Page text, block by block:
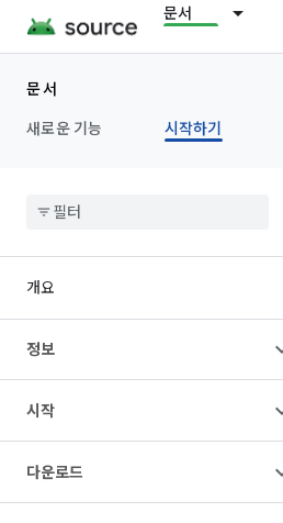
문서
문서
새로운 기능
시작하기
개요
정보
시작
다운로드